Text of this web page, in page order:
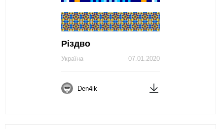
Різдво
07.01.2020
Україна
Den4ik